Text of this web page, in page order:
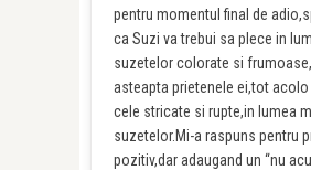
pentru momentul final de
ca Suzi va trebui sa plece in
suzetelor colorate si
asteapta prietenele ei,tot
cele stricate si rupte,in lumea
suzetelor.Mi-a raspuns pentru
pozitiv,dar adaugand un “nu